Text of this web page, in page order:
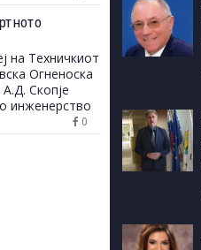
на Техничкиот
Огненоска
Скопје
инженерство
0